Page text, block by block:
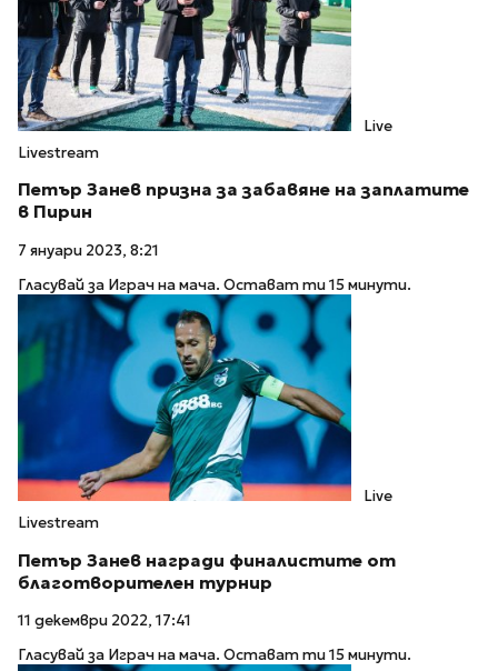
Live
Livestream
Петър Занев призна за забавяне на заплатите
в Пирин
7 януари 2023, 8:21
Гласувай за Играч на мача. Остават ти 15 минути.
Live
Livestream
Петър Занев награди финалистите от
благотворителен турнир
11 декември 2022, 17:41
Гласувай за Играч на мача. Остават ти 15 минути.